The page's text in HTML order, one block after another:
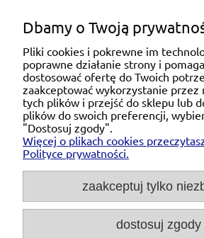
Pomoc
Moje konto
Płatności i
O nas
Michał Niedźwiecki Dobra
Dbamy o Twoją
Pliki cookies i pokrewne im
poprawne działanie strony i
dostosować ofertę do Twoich
zaakceptować wykorzystanie przez
tych plików i przejść do sklepu lub
plików do swoich preferencji,
"Dostosuj zgody".
Więcej o plikach cookies
Polityce prywatności.
zaakceptuj tylko
dostosuj zgody